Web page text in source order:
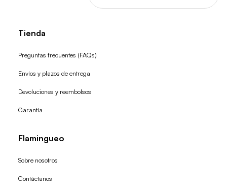
Tienda
Preguntas frecuentes (FAQs)
Envíos y plazos de entrega
Devoluciones y reembolsos
Garantía
Flamingueo
Sobre nosotros
Contáctanos